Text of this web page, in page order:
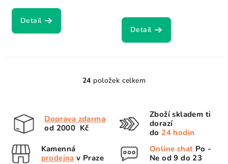
Detail
Detail
O
24 položek celkem
Doprava zdarma
od 2000 Kč
Zboží skladem ti
dorazí
do 24 hodin
Kamenná
prodejna v Praze
Online chat Po -
Ne od 9 do 23